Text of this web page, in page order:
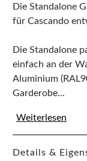
Die Standalone
für Cascando
Die Standalone
einfach an der
Aluminium
Garderobe...
Weiterlesen
Details &